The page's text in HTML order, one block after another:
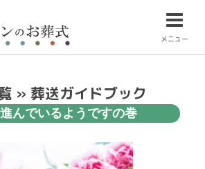
メニュー
» 葬送ガイドブック
んでいるようですの巻